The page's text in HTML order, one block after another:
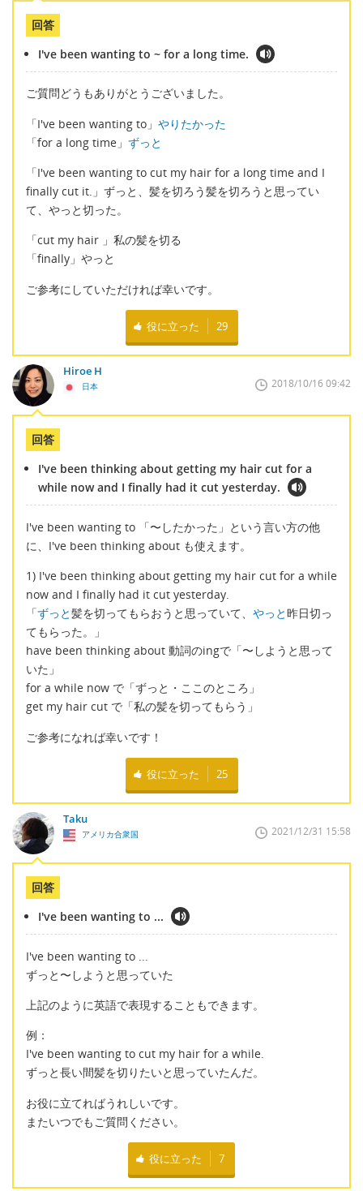
回答
I've been wanting to ~ for a long time.
ご質問どうもありがとうございました。
「I've been wanting to」 やりたかった
「for a long time」 ずっと
「I've been wanting to cut my hair for a long time and I
finally cut it.」ずっと、髪を切ろう髪を切ろうと思ってい
て、やっと切った。
「cut my hair 」私の髪を切る
「finally」やっと
ご参考にしていただければ幸いです。
役に立った 29
Hiroe H
日本 2018/10/16 09:42
回答
I've been thinking about getting my hair cut for a
while now and I finally had it cut yesterday.
I've been wanting to 「〜したかった」という言い方の他
に、I've been thinking about も使えます。
1) I've been thinking about getting my hair cut for a while
now and I finally had it cut yesterday.
「ずっと髪を切ってもらおうと思っていて、 やっと昨日切っ
てもらった。」
have been thinking about 動詞のingで「〜しようと思って
いた」
for a while now で「ずっと・ここのところ」
get my hair cut で「私の髪を切ってもらう」
ご参考になれば幸いです！
役に立った 25
Taku
アメリカ合衆国 2021/12/31 15:58
回答
I've been wanting to ...
I've been wanting to ...
ずっと〜しようと思っていた
上記のように英語で表現することもできます。
例：
I've been wanting to cut my hair for a while.
ずっと長い間髪を切りたいと思っていたんだ。
お役に立てればうれしいです。
またいつでもご質問ください。
役に立った 7